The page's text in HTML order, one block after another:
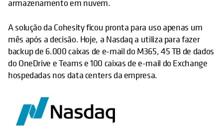
armazenamento em nuvem.
A solução da Cohesity ficou pronta para uso apenas um
mês após a decisão. Hoje, a Nasdaq a utiliza para fazer
backup de 6.000 caixas de e-mail do M365, 45 TB de dados
do OneDrive e Teams e 100 caixas de e-mail do Exchange
hospedadas nos data centers da empresa.